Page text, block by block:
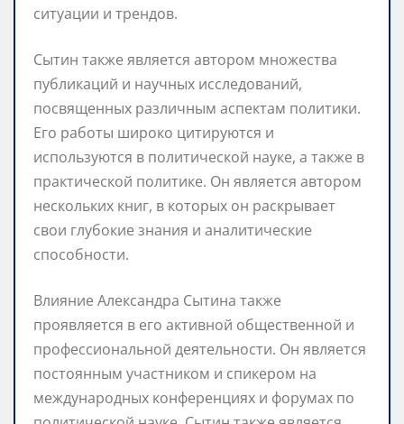
ситуации и трендов.
Сытин также является автором множества
публикаций и научных исследований,
посвященных различным аспектам политики.
Его работы широко цитируются и
используются в политической науке, а также в
практической политике. Он является автором
нескольких книг, в которых он раскрывает
свои глубокие знания и аналитические
способности.
Влияние Александра Сытина также
проявляется в его активной общественной и
профессиональной деятельности. Он является
постоянным участником и спикером на
международных конференциях и форумах по